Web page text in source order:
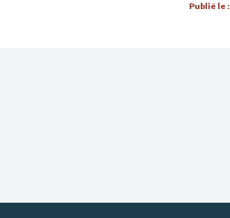
Publié le :